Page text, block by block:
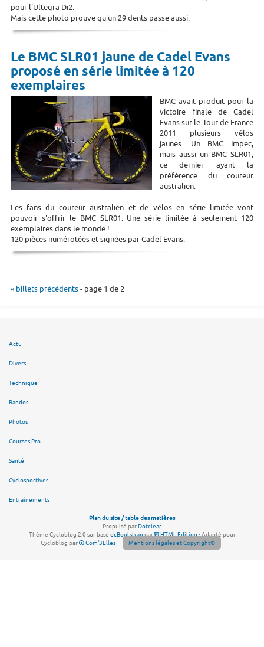
pour l'Ultegra Di2.
Mais cette photo prouve qu'un 29 dents passe aussi.
Le BMC SLR01 jaune de Cadel Evans
proposé en série limitée à 120
exemplaires
BMC avait produit pour la
victoire finale de Cadel
Evans sur le Tour de France
2011 plusieurs vélos
jaunes. Un BMC Impec,
mais aussi un BMC SLR01,
ce dernier ayant la
préférence du coureur
australien.
Les fans du coureur australien et de vélos en série limitée vont
pouvoir s'offrir le BMC SLR01. Une série limitée à seulement 120
exemplaires dans le monde !
120 pièces numérotées et signées par Cadel Evans.
« billets précédents- page 1 de 2
Actu
Divers
Technique
Randos
Photos
Courses Pro
Santé
Cyclosportives
Entraînements
Plan du site / table des matières
Propulsé parDotclear
Thème Cycloblog 2.0 sur base dcBootstrappar HTML Edition- Adapté pour
Cycloblog par
Com'3Elles- Mentions légales et Copyright©